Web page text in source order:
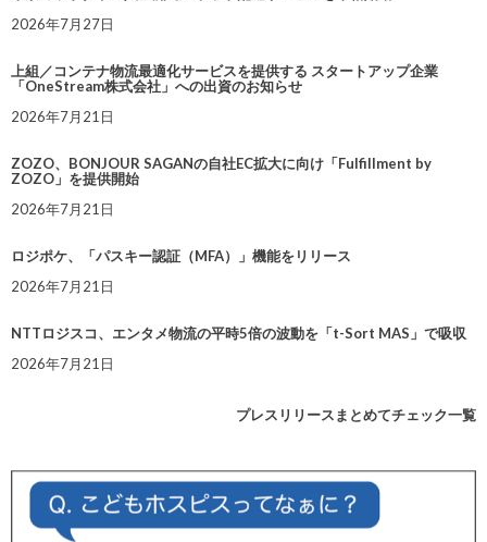
2026年7月27日
上組／コンテナ物流最適化サービスを提供する スタートアップ企業
「OneStream株式会社」への出資のお知らせ
2026年7月21日
ZOZO、BONJOUR SAGANの自社EC拡大に向け「Fulfillment by
ZOZO」を提供開始
2026年7月21日
ロジポケ、「パスキー認証（MFA）」機能をリリース
2026年7月21日
NTTロジスコ、エンタメ物流の平時5倍の波動を「t-Sort MAS」で吸収
2026年7月21日
プレスリリースまとめてチェック一覧